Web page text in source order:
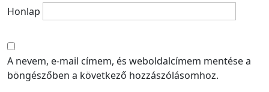
Honlap
A nevem, e-mail címem, és weboldalcímem mentése a
böngészőben a következő hozzászólásomhoz.